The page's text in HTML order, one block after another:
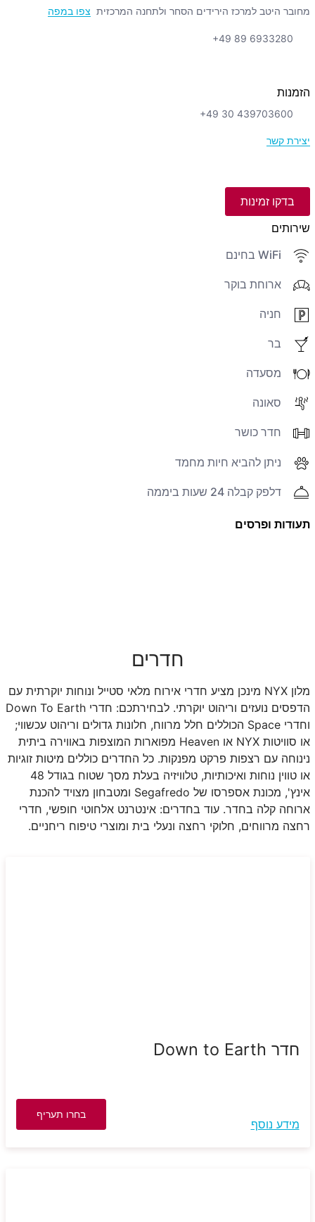
מחובר היטב למרכז הירידים הסחר ולתחנה המרכזית צפו במפה
+49 89 6933280
הזמנות
+49 30 439703600
יצירת קשר
בדקו זמינות
שירותים
WiFi בחינם
ארוחת בוקר
חניה
בר
מסעדה
סאונה
חדר כושר
ניתן להביא חיות מחמד
דלפק קבלה 24 שעות ביממה
תעודות ופרסים
חדרים
מלוןNYX מינכן מציע חדרי אירוח מלאי סטייל ונוחות יוקרתית עם
הדפסים נועזים וריהוט יוקרתי. לבחירתכם: חדריDown To Earth
וחדריSpace הכוללים חלל מרווח, חלונות גדולים וריהוט עכשווי;
או סוויטותNYX אוHeaven מפוארות המוצפות באווירה ביתית
נינוחה עם רצפות פרקט מפנקות. כל החדרים כוללים מיטות זוגיות
או טווין נוחות ואיכותיות, טלוויזיה בעלת מסך שטוח בגודל 48
אינץ', מכונת אספרסו של Segafredo ומטבחון מצויד להכנת
ארוחה קלה בחדר. עוד בחדרים: אינטרנט אלחוטי חופשי, חדרי
רחצה מרווחים, חלוקי רחצה ונעלי בית ומוצרי טיפוח ריחניים.
חדר Down to Earth
מידע נוסף
בחרו תעריף